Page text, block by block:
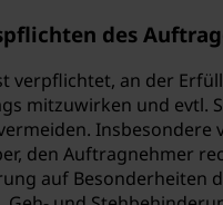
des
verpflichtet, an der
mitzuwirken und evtl.
Insbesondere
den Auftragnehmer
auf Besonderheiten